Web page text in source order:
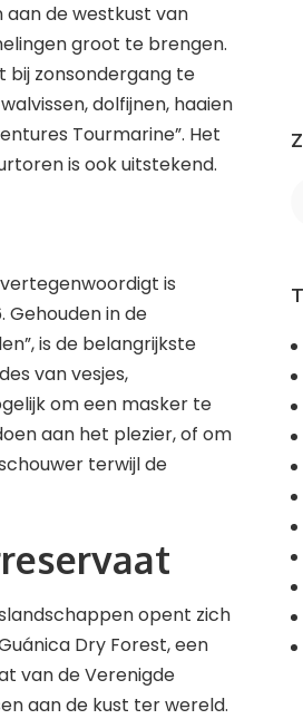
de westkust van
groot te brengen.
bij zonsondergang te
dolfijnen, haaien
Tourmarine”. Het
is ook uitstekend.
is
Gehouden in de
is de belangrijkste
van vesjes,
om een masker te
aan het plezier, of om
terwijl de
opent zich
Dry Forest, een
van de Verenigde
aan de kust ter wereld.